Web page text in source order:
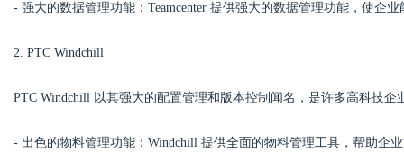
- 强大的数据管理功能：Teamcenter 提供强大的数据管理功能，使企
2. PTC Windchill
PTC Windchill 以其强大的配置管理和版本控制闻名，是许多高科技企
- 出色的物料管理功能：Windchill 提供全面的物料管理工具，帮助企